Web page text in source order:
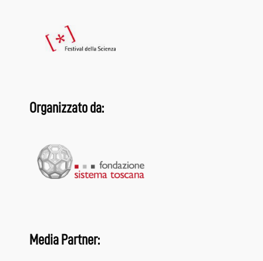
Organizzato da:
Media Partner: